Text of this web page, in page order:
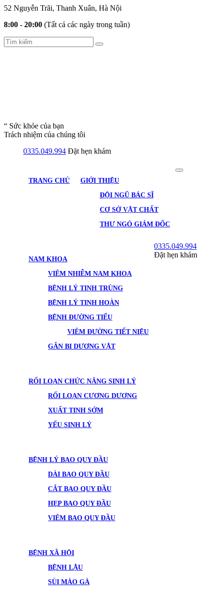
52 Nguyễn Trãi, Thanh Xuân, Hà Nội
8:00 - 20:00 (Tất cả các ngày trong tuần)
“ Sức khỏe của bạn
Trách nhiệm của chúng tôi
0335.049.994 Đặt hẹn khám
TRANG CHỦ
GIỚI THIỆU
ĐỘI NGŨ BÁC SĨ
CƠ SỞ VẬT CHẤT
THƯ NGỎ GIÁM ĐỐC
NAM KHOA
VIÊM NHIỄM NAM KHOA
BỆNH LÝ TINH TRÙNG
BỆNH LÝ TINH HOÀN
BỆNH ĐƯỜNG TIỂU
VIÊM ĐƯỜNG TIẾT NIỆU
GẮN BI DƯƠNG VẬT
RỐI LOẠN CHỨC NĂNG SINH LÝ
RỐI LOẠN CƯƠNG DƯƠNG
XUẤT TINH SỚM
YẾU SINH LÝ
BỆNH LÝ BAO QUY ĐẦU
DÀI BAO QUY ĐẦU
CẮT BAO QUY ĐẦU
HẸP BAO QUY ĐẦU
VIÊM BAO QUY ĐẦU
BỆNH XÃ HỘI
BỆNH LẬU
SÙI MÀO GÀ
0335.049.994
Đặt hẹn khám